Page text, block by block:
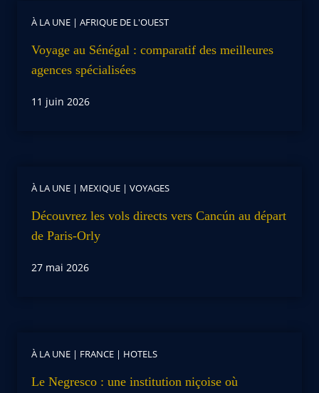
À LA UNE | AFRIQUE DE L'OUEST
Voyage au Sénégal : comparatif des meilleures
agences spécialisées
11 juin 2026
À LA UNE | MEXIQUE | VOYAGES
Découvrez les vols directs vers Cancún au départ
de Paris-Orly
27 mai 2026
À LA UNE | FRANCE | HOTELS
Le Negresco : une institution niçoise où